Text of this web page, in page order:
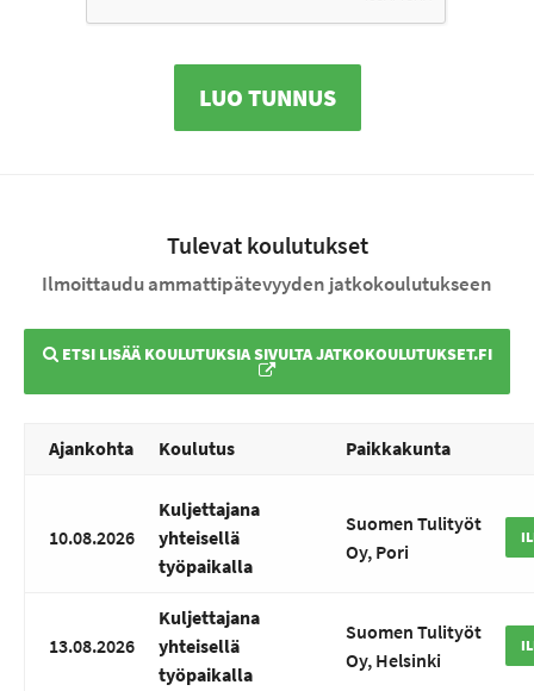
LUO TUNNUS
Tulevat koulutukset
Ilmoittaudu ammattipätevyyden jatkokoulutukseen
ETSI LISÄÄ KOULUTUKSIA SIVULTA JATKOKOULUTUKSET.FI
Ajankohta Koulutus Paikkakunta
10.08.2026
Kuljettajana
yhteisellä
työpaikalla
Suomen Tulityöt
Oy, Pori
13.08.2026
Kuljettajana
yhteisellä
työpaikalla
Suomen Tulityöt
Oy, Helsinki